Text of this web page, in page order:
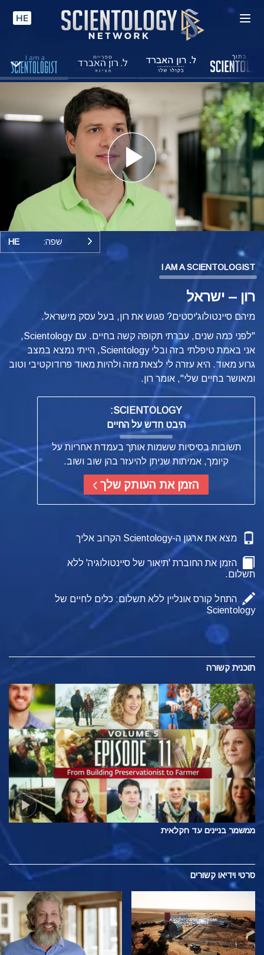
HE
Play
Video
שפה: HE
I AM A SCIENTOLOGIST
רון – ישראל
מיהם סיינטולוג'יסטים? פגוש את רון, בעל עסק מישראל.
"לפני כמה שנים, עברתי תקופה קשה בחיים. עם Scientology,
אני באמת טיפלתי בזה ובלי Scientology, הייתי נמצא במצב
גרוע מאוד. היא עזרה לי לצאת מזה ולהיות מאוד פרודוקטיבי וטוב
ומאושר בחיים שלי", אומר רון.
SCIENTOLOGY:
היבט חדש על החיים
תשובות בסיסיות ששמות אותך בעמדת אחריות על
קיומך, אמיתות שניתן להיעזר בהן שוב ושוב.
הזמן את העותק שלך
מצא את ארגון ה-Scientology הקרוב אליך
הזמן את החוברת 'תיאור של סיינטולוגיה' ללא
תשלום.
התחל קורס אונליין ללא תשלום: כלים לחיים של
Scientology
תוכנית קשורה
ממשמר בניינים עד חקלאית
סרטי וידיאו קשורים